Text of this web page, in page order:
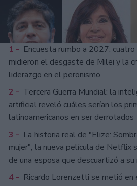
1 - Encuesta rumbo a 2027:
midieron el desgaste de Milei y la
liderazgo en el peronismo
2 - Tercera Guerra Mundial: la
artificial reveló cuáles serían los
latinoamericanos en ser derrotados
3 - La historia real de "Elize:
mujer", la nueva película de Netflix
de una esposa que descuartizó a su
4 - Ricardo Lorenzetti se metió en